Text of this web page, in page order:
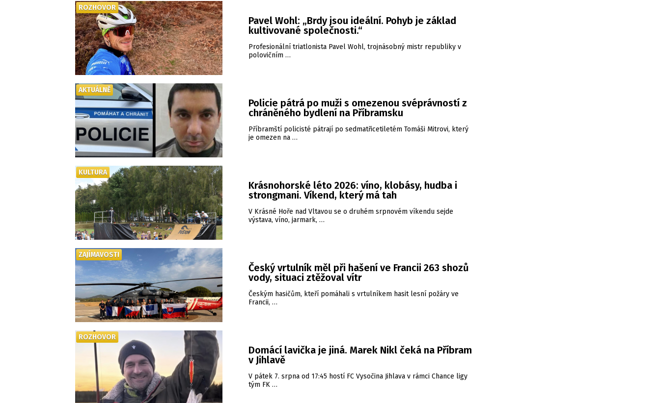
Pavel Wohl: „Brdy jsou ideální. Pohyb je základ
kultivované společnosti.“
Profesionální triatlonista Pavel Wohl, trojnásobný mistr republiky v
polovičním …
ROZHOVOR
Policie pátrá po muži s omezenou svéprávností z
chráněného bydlení na Příbramsku
Příbramští policisté pátrají po sedmatřicetiletém Tomáši Mitrovi, který
je omezen na …
AKTUÁLNĚ
Krásnohorské léto 2026: víno, klobásy, hudba i
strongmani. Víkend, který má tah
V Krásné Hoře nad Vltavou se o druhém srpnovém víkendu sejde
výstava, víno, jarmark, …
KULTURA
Český vrtulník měl při hašení ve Francii 263 shozů
vody, situaci ztěžoval vítr
Českým hasičům, kteří pomáhali s vrtulníkem hasit lesní požáry ve
Francii, …
ZAJÍMAVOSTI
Domácí lavička je jiná. Marek Nikl čeká na Příbram
v Jihlavě
V pátek 7. srpna od 17:45 hostí FC Vysočina Jihlava v rámci Chance ligy
tým FK …
ROZHOVOR